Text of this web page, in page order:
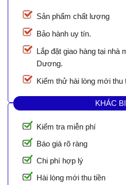
Sản phẩm chất lượng
Bảo hành uy tín.
Lắp đặt giao hàng tại nhà
Dương.
Kiểm thử hài lòng mới thu
KHÁC
Kiểm tra miễn phí
Báo giá rõ ràng
Chi phí hợp lý
Hài lòng mới thu tiền